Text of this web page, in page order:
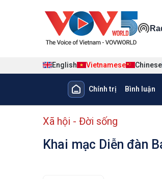
Đa
English Vietnamese Chinese
Main navigation
Chính trị Bình luận
menu phụ tiếng Việt
Xã hội - Đời sống
Khai mạc Diễn đàn